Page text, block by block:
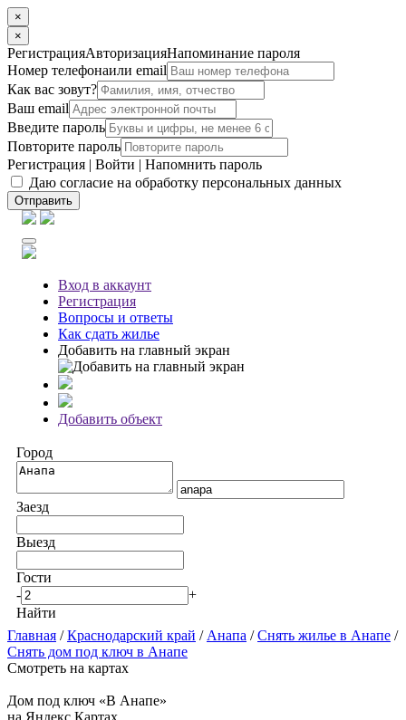
×
×
РегистрацияАвторизацияНапоминание пароля
Номер телефонаили email
Как вас зовут?
Ваш email
Введите пароль
Повторите пароль
Регистрация | Войти | Напомнить пароль
Даю согласие на обработку персональных данных
Отправить
Вход в аккаунт
Регистрация
Вопросы и ответы
Как сдать жилье
Добавить на главный экран
Добавить объект
Город
Заезд
Выезд
Гости
-
+
Найти
Главная /Краснодарский край / Анапа /Снять жилье в Анапе /
Снять дом под ключ в Анапе
Смотреть на картах
Дом под ключ «В Анапе»
на Яндекс Картах